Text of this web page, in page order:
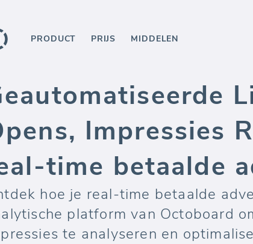
PRODUCT PRIJS MIDDELEN
Impressies
time betaalde
hoe je real-time betaalde
platform van Octoboard
te analyseren en